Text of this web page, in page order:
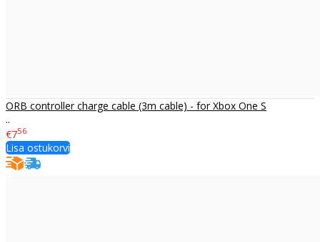
ORB controller charge cable (3m cable) - for Xbox One S
..
€756
Lisa ostukorvi